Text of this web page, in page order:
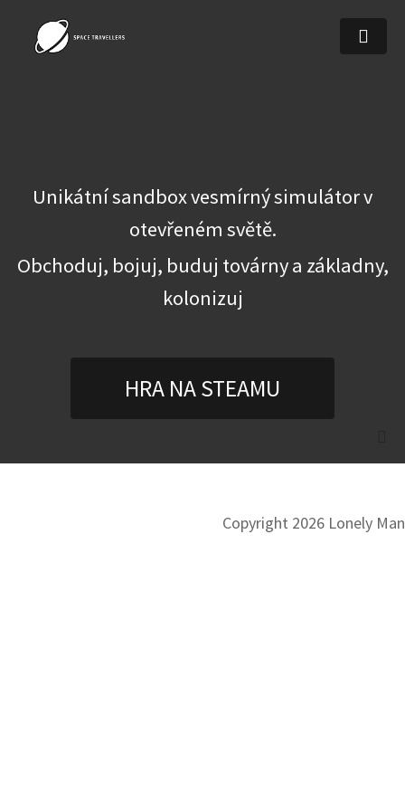
Unikátní sandbox vesmírný simulátor v
otevřeném světě.
Obchoduj, bojuj, buduj továrny a základny,
kolonizuj
HRA NA STEAMU
Copyright 2026 Lonely Man